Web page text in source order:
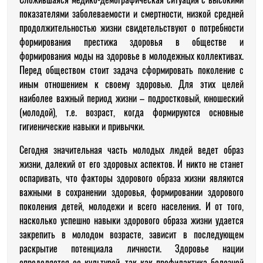
показателями заболеваемости и смертности, низкой средней
продолжительностью жизни свидетельствуют о потребности
формирования престижа здоровья в обществе и
формирования моды на здоровье в молодежных коллективах.
Перед обществом стоит задача сформировать поколение с
иным отношением к своему здоровью. Для этих целей
наиболее важный период жизни – подростковый, юношеский
(молодой), т.е. возраст, когда формируются основные
гигиенические навыки и привычки.
Сегодня значительная часть молодых людей ведет образ
жизни, далекий от его здоровых аспектов. И никто не станет
оспаривать, что факторы здорового образа жизни являются
важными в сохранении здоровья, формировании здорового
поколения детей, молодежи и всего населения. И от того,
насколько успешно навыки здорового образа жизни удается
закрепить в молодом возрасте, зависит в последующем
раскрытие потенциала личности. Здоровье нации